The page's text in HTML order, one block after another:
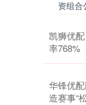
资组合
凯狮优
率768%
华锋优
造赛事“